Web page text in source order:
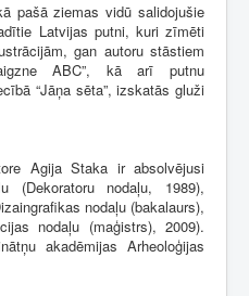
ziemas vidū salidojušie
Latvijas putni, kuri zīmēti
gan autoru stāstiem
ABC”, kā arī putnu
“Jāņa sēta”, izskatās gluži
Agija Staka ir absolvējusi
(Dekoratoru nodaļu, 1989),
nodaļu (bakalaurs),
nodaļu (maģistrs), 2009).
akadēmijas Arheoloģijas